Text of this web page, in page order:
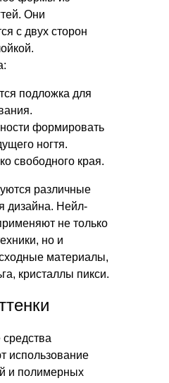
Они
с двух сторон
подложка для
формировать
ногтя.
свободного края.
различные
дизайна. Нейл-
не только
но и
материалы,
кристаллы пикси.
использование
и полимерных